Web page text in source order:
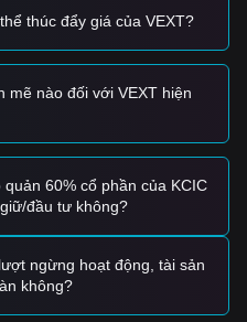
$0.00004315, thị trường
của quá trình xác lập
trong lịch sử quanh
tại, các chiến lược tham
và giữ vững trên mức
nhắc vào lệnh.
lượng giao dịch cho
thúc đẩy giá của VEXT?
mẽ nào đối với VEXT hiện
60% cổ phần của KCIC
đầu tư không?
ngừng hoạt động, tài sản
không?